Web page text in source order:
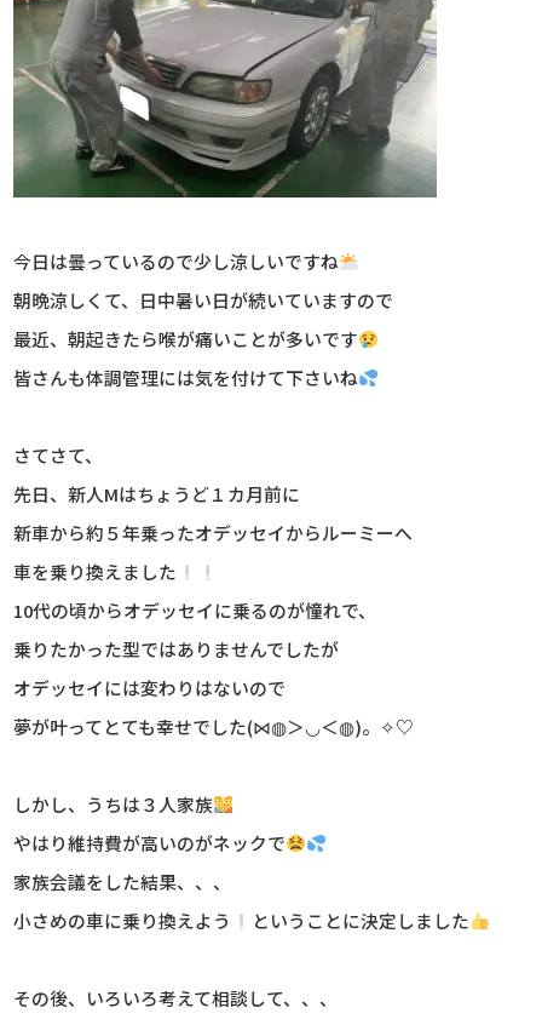
今日は曇っているので少し涼しいですね
朝晩涼しくて、日中暑い日が続いていますので
最近、朝起きたら喉が痛いことが多いです
皆さんも体調管理には気を付けて下さいね
さてさて、
先日、新人Mはちょうど１カ月前に
新車から約５年乗ったオデッセイからルーミーへ
車を乗り換えました
10代の頃からオデッセイに乗るのが憧れで、
乗りたかった型ではありませんでしたが
オデッセイには変わりはないので
夢が叶ってとても幸せでした(⋈◍＞◡＜◍)。✧♡
しかし、うちは３人家族
やはり維持費が高いのがネックで
家族会議をした結果、、、
小さめの車に乗り換えよう
ということに決定しました
その後、いろいろ考えて相談して、、、